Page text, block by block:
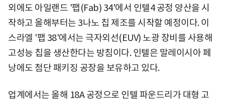
외에도 아일랜드 '팹(Fab) 34'에서 인텔4 공정 양산을 시
작하고 올해부터는 3나노 칩 제조를 시작할 예정이다. 이
스라엘 '팹 38'에서는 극자외선(EUV) 노광 장비를 사용해
고성능 칩을 생산한다는 방침이다. 인텔은 말레이시아 페
낭에도 첨단 패키징 공장을 보유하고 있다.
업계에서는 올해 18A 공정으로 인텔 파운드리가 대형 고